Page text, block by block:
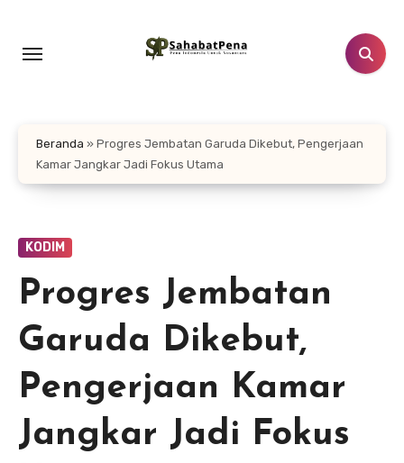
konten
Beranda » Progres Jembatan Garuda Dikebut, Pengerjaan
Kamar Jangkar Jadi Fokus Utama
KODIM
Progres Jembatan
Garuda Dikebut,
Pengerjaan Kamar
Jangkar Jadi Fokus